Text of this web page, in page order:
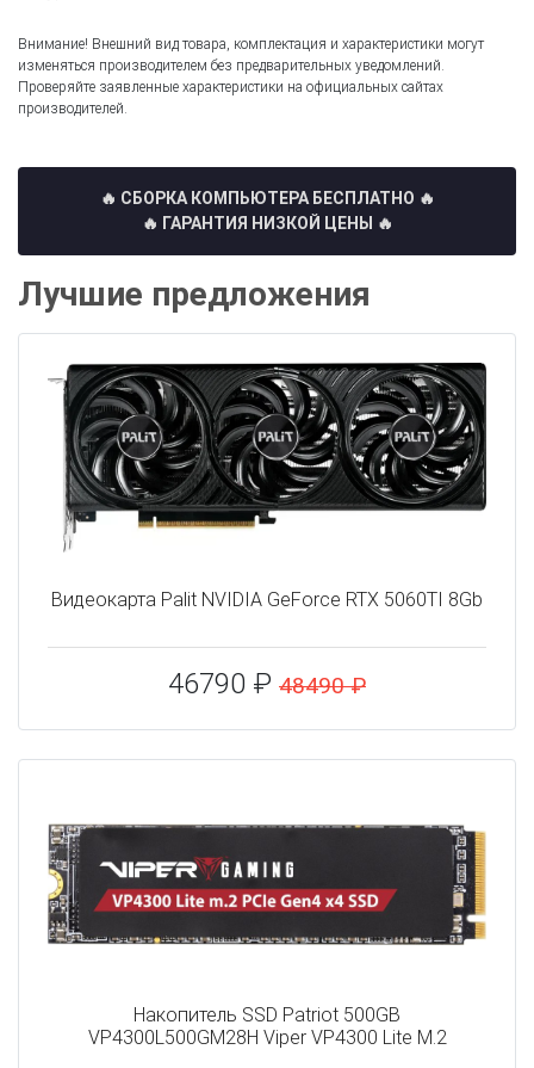
Внимание! Внешний вид товара, комплектация и характеристики могут
изменяться производителем без предварительных уведомлений.
Проверяйте заявленные характеристики на официальных сайтах
производителей.
🔥 СБОРКА КОМПЬЮТЕРА БЕСПЛАТНО 🔥
🔥 ГАРАНТИЯ НИЗКОЙ ЦЕНЫ 🔥
Лучшие предложения
Видеокарта Palit NVIDIA GeForce RTX 5060TI 8Gb
46790 ₽ 48490 ₽
Накопитель SSD Patriot 500GB
VP4300L500GM28H Viper VP4300 Lite M.2